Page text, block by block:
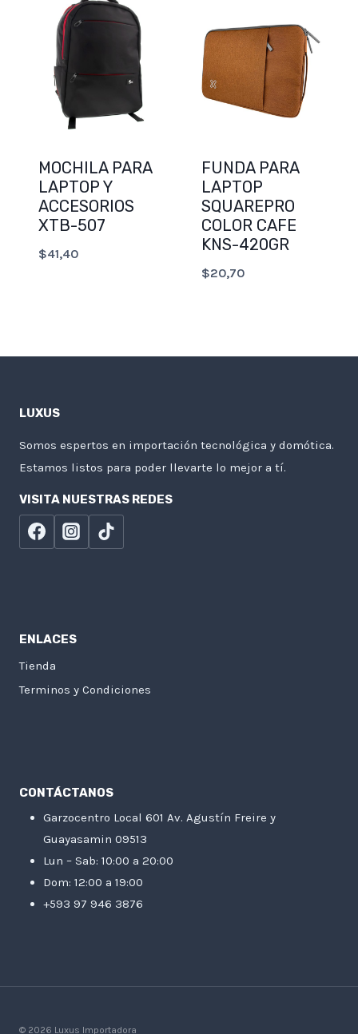
MOCHILA PARA
LAPTOP Y
ACCESORIOS
XTB-507
$41,40
FUNDA PARA
LAPTOP
SQUAREPRO
COLOR CAFE
KNS-420GR
$20,70
LUXUS
Somos espertos en importación tecnológica y domótica.
Estamos listos para poder llevarte lo mejor a tí.
VISITA NUESTRAS REDES
ENLACES
Tienda
Terminos y Condiciones
CONTÁCTANOS
Garzocentro Local 601 Av. Agustín Freire y
Guayasamin 09513
Lun – Sab: 10:00 a 20:00
Dom: 12:00 a 19:00
+593 97 946 3876
© 2026 Luxus Importadora